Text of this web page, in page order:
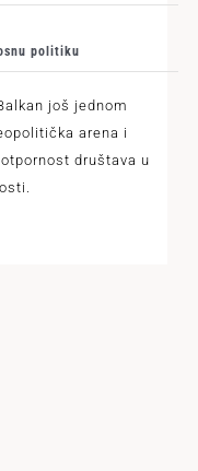
politiku
još jednom
arena i
društava u